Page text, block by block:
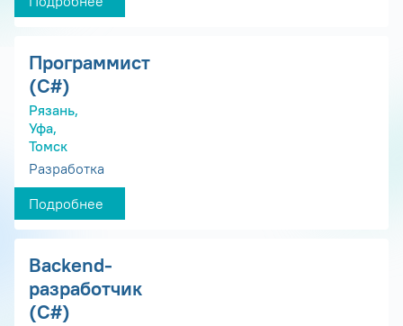
Программист
(С#)
Рязань,
Уфа,
Томск
Разработка
Подробнее
Backend-
разработчик
(C#)